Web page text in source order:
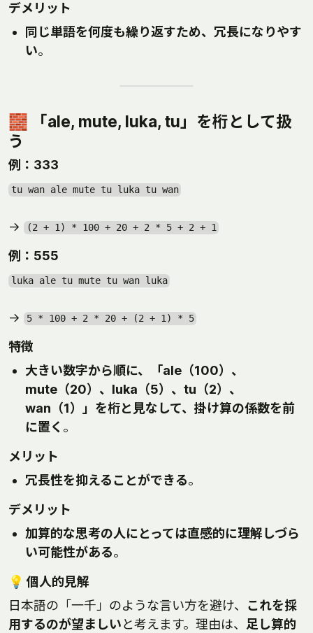
デメリット
同じ単語を何度も繰り返すため、冗長になりやす
い。
🧱 「ale, mute, luka, tu」を桁として扱
う
例：333
tu wan ale mute tu luka tu wan
→ (2 + 1) * 100 + 20 + 2 * 5 + 2 + 1
例：555
luka ale tu mute tu wan luka
→ 5 * 100 + 2 * 20 + (2 + 1) * 5
特徴
大きい数字から順に、「ale（100）、
mute（20）、luka（5）、tu（2）、
wan（1）」を桁と見なして、掛け算の係数を前
に置く 。
メリット
冗長性を抑えることができる。
デメリット
加算的な思考の人にとっては直感的に理解しづら
い可能性がある。
💡 個人的見解
日本語の「一千」のような言い方を避け、 これを採
用するのが望ましいと考えます。理由は、 足し算的